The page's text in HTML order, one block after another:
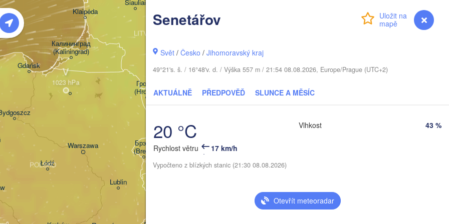
myVentusky Předpověď
Senetářov
Svět /Česko /Jihomoravský kraj
49°21's. š. / 16°48'v. d. / Výška 557 m / 21:54 08.08.2026, Europe/Prague (UTC+2)
AKTUÁLNĚ PŘEDPOVĚĎ SLUNCE A MĚSÍC
20 °C
Rychlost větru 17 km/h
Vlhkost 43 %
Vypočteno z blízkých stanic (21:30 08.08.2026)
Otevřít meteoradar
Warszawa
Łódź
Klaipėda
Gdańsk
Калининград
(Kaliningrad)
POLSKO
Šiauliai
Київ
(Kyiv)
Мінск
Гомель
Vilnius
Житомир
Пінск
(Pinsk)
Гродна
(Hrodna)
Магілёў
Lublin
Брэст
(Brest)
LITVA
V